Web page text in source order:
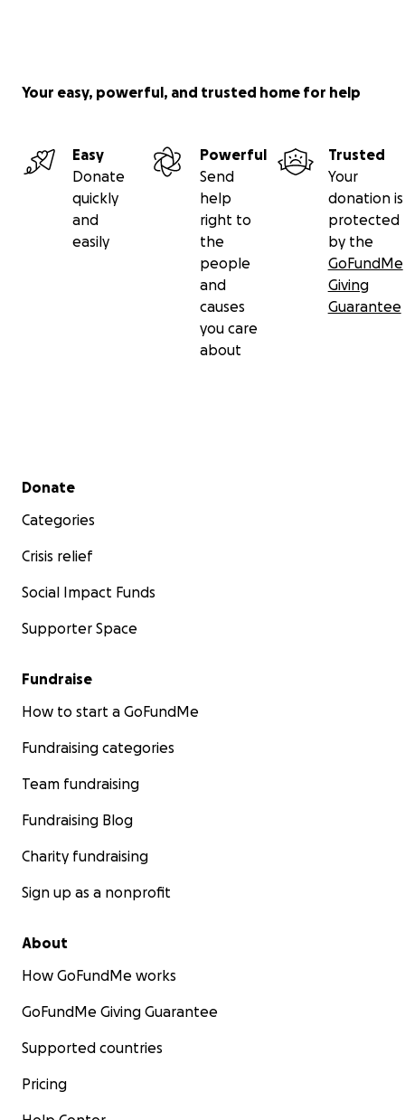
Your easy, powerful, and trusted home for help
Easy
Donate
quickly
and
easily
Powerful
Send
help
right to
the
people
and
causes
you care
about
Trusted
Your
donation is
protected
by the
GoFundMe
Giving
Guarantee
Secondary menu
Donate
Categories
Crisis relief
Social Impact Funds
Supporter Space
Fundraise
How to start a GoFundMe
Fundraising categories
Team fundraising
Fundraising Blog
Charity fundraising
Sign up as a nonprofit
About
How GoFundMe works
GoFundMe Giving Guarantee
Supported countries
Pricing